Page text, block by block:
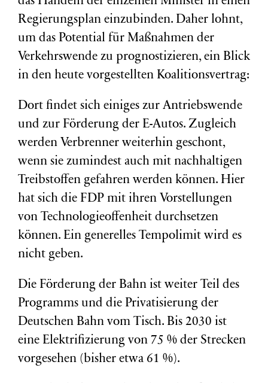
Regierungsplan einzubinden. Daher lohnt,
um das Potential für Maßnahmen der
Verkehrswende zu prognostizieren, ein Blick
in den heute vorgestellten Koalitionsvertrag:
Dort findet sich einiges zur Antriebswende
und zur Förderung der E-Autos. Zugleich
werden Verbrenner weiterhin geschont,
wenn sie zumindest auch mit nachhaltigen
Treibstoffen gefahren werden können. Hier
hat sich die FDP mit ihren Vorstellungen
von Technologieoffenheit durchsetzen
können. Ein generelles Tempolimit wird es
nicht geben.
Die Förderung der Bahn ist weiter Teil des
Programms und die Privatisierung der
Deutschen Bahn vom Tisch. Bis 2030 ist
eine Elektrifizierung von 75 % der Strecken
vorgesehen (bisher etwa 61 %).